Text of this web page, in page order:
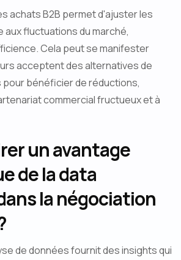
achats B2B permet d'ajuster les
fluctuations du marché,
Cela peut se manifester
acceptent des alternatives de
bénéficier de réductions,
commercial fructueux et à
un avantage
de la data
la négociation
de données fournit des insights qui